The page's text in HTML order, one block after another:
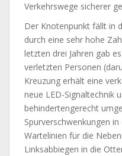
Verkehrswege sicherer
Der Knotenpunkt fällt in
durch eine sehr hohe
letzten drei Jahren gab
verletzten Personen
Kreuzung erhält eine
neue LED-Signaltechnik
behindertengerecht
Spurverschwenkungen
Wartelinien für die
Linksabbiegen in die